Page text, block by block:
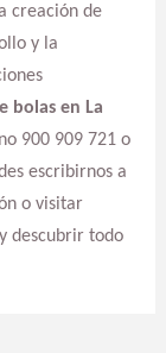
creación de
y la
bolas en La
900 909 721 o
escribirnos a
o visitar
descubrir todo